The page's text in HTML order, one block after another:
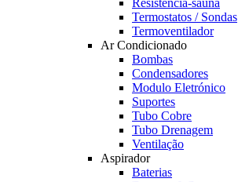
Resistência-sauna
Termostatos / Sondas
Termoventilador
Ar Condicionado
Bombas
Condensadores
Modulo Eletrónico
Suportes
Tubo Cobre
Tubo Drenagem
Ventilação
Aspirador
Baterias